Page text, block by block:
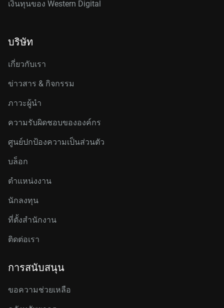
เงินทุนของ Western Digital
บริษัท
เกี่ยวกับเรา
ข่าวสาร & กิจกรรม
ภาวะผู้นำ
ความรับผิดชอบขององค์กร
ศูนย์ปกป้องความเป็นส่วนตัว
บล็อก
ตำแหน่งงาน
นักลงทุน
ที่ตั้งสำนักงาน
ติดต่อเรา
การสนับสนุน
ขอความช่วยเหลือ